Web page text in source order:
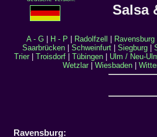
Salsa
A - G| H - P Radolfzell Ravensburg|
Saarbrücken| Schweinfurt| Siegburg|
Trier| Troisdorf Tübingen Ulm / Neu-
Wetzlar| Wiesbaden
Ravensburg: